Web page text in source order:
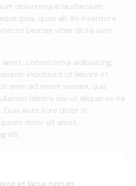
doloremque laudantium,
ipsa, quae ab illo inventore
beatae vitae dicta sunt,
amet, consectetur adipisicing
incididunt ut labore et
enim ad minim veniam, quis
laboris nisi ut aliquip ex ea
aute irure dolor in
dolor sit amet,
elit.
et lacus rutrum